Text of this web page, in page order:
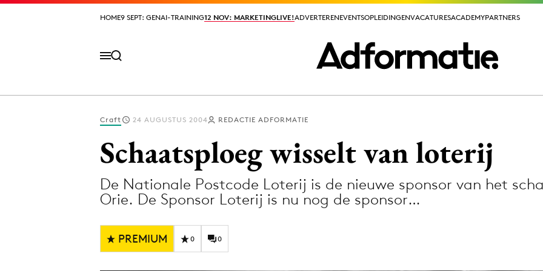
HOME9 SEPT: GENAI-TRAINING12 NOV: MARKETINGLIVE!ADVERTERENEVENTSOPLEIDINGENVACATURESACADEMYPARTNERS
HOME9 SEPT: GENAI-TRAINING12 NOV: MARKETINGLIVE!ADVERTERENEVENTSOPLEIDINGENVACATURESACADEMYPARTNERS
Digital transformation
Diversiteit
Craft 24 AUGUSTUS 2004 REDACTIE ADFORMATIE
Schaatsploeg wisselt van loterij
De Nationale Postcode Loterij is de nieuwe sponsor van het
Orie. De Sponsor Loterij is nu nog de sponsor…
PREMIUM 0 0